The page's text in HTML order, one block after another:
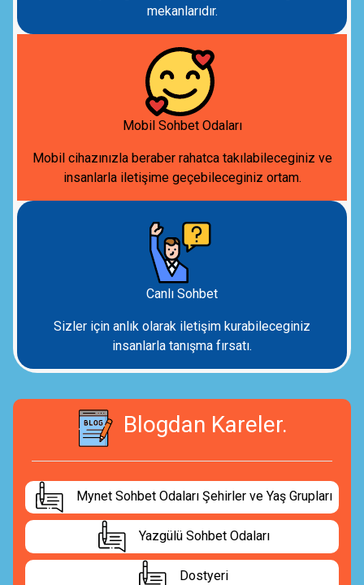
mekanlarıdır.
Mobil Sohbet Odaları
Mobil cihazınızla beraber rahatca takılabileceginiz ve
insanlarla iletişime geçebileceginiz ortam.
Canlı Sohbet
Sizler için anlık olarak iletişim kurabileceginiz
insanlarla tanışma fırsatı.
Blogdan Kareler.
Mynet Sohbet Odaları Şehirler ve Yaş Grupları
Yazgülü Sohbet Odaları
Dostyeri